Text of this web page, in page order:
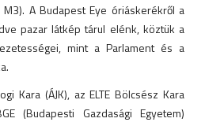
A Budapest Eye óriáskerékről a
pazar látkép tárul elénk, köztük a
mint a Parlament és a
Kara (ÁJK), az ELTE Bölcsész Kara
(Budapesti Gazdasági Egyetem)